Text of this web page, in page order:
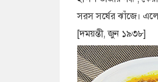
সরস সর্ষের ঝাঁজে।
[দময়ন্তী, জুন ১৯৩৮]